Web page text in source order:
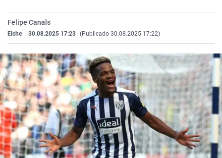
Como el perro y el
Equipo de
Operación Viuda
La Rioja
Navarra
País Vasco
Elecciones
Felipe Canals
Elche 30.08.2025 17:23 (Publicado 30.08.2025 17:22)